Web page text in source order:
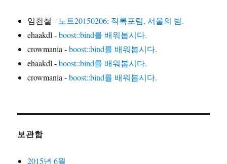
임환철 - 노트20150206: 적록포럼, 서울의 밤.
ehaakdl-boost::bind를 배워봅시다.
crowmania-boost::bind를 배워봅시다.
ehaakdl-boost::bind를 배워봅시다.
crowmania-boost::bind를 배워봅시다.
보관함
2015년 6월